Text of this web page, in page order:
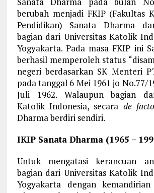
berubah menjadi FKIP (Fakultas
Pendidikan) Sanata Dharma
bagian dari Universitas Katolik
Yogyakarta. Pada masa FKIP ini
berhasil memperoleh status
negeri berdasarkan SK Menteri
pada tanggal 6 Mei 1961 jo No.77/
Juli 1962. Walaupun bagian
Katolik Indonesia, secara de facto
Dharma berdiri sendiri.
IKIP Sanata Dharma (1965 –
Untuk mengatasi kerancuan
bagian dari Universitas Katolik
Yogyakarta dengan